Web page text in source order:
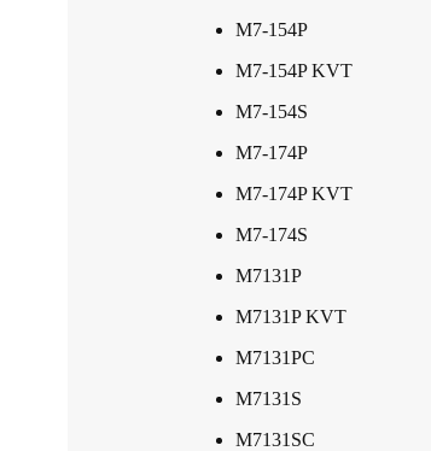
M7-154P
M7-154P KVT
M7-154S
M7-174P
M7-174P KVT
M7-174S
M7131P
M7131P KVT
M7131PC
M7131S
M7131SC